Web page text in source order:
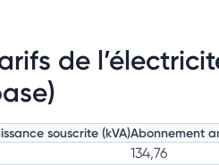
de
souscrite (kVA)Abonnement
134,76